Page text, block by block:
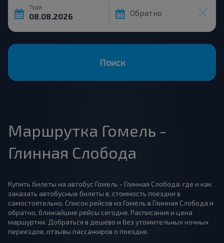
Туда
Обратно
Поиск
Маршрутка Гомель -
Глинная Слобода
Купить билеты на автобус Гомель - Глинная Слобода: где и как
заказать автобусные билеты в, стоимость поездки в
самостоятельно. Список рейсов из Гомель в Глинная Слобода и
обратно, ближайшие рейсы сегодня. Расписания и цена
маршуртки. Добраться в дешево и без утомительных ночных
переездов, отзывы пассажиров о поездке.